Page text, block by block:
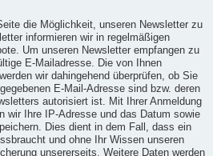
die Möglichkeit, unseren Newsletter zu
informieren wir in regelmäßigen
Um unseren Newsletter empfangen zu
E-Mailadresse. Die von Ihnen
wir dahingehend überprüfen, ob Sie
E-Mail-Adresse sind bzw. deren
autorisiert ist. Mit Ihrer Anmeldung
wir Ihre IP-Adresse und das Datum sowie
Dies dient in dem Fall, dass ein
und ohne Ihr Wissen unseren
unsererseits. Weitere Daten werden